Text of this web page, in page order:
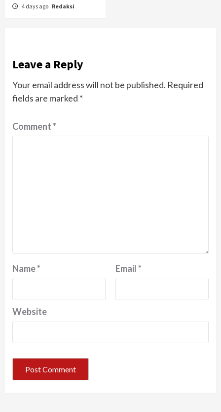
4 days ago Redaksi
Leave a Reply
Your email address will not be published. Required
fields are marked *
Comment*
Name* Email*
Website